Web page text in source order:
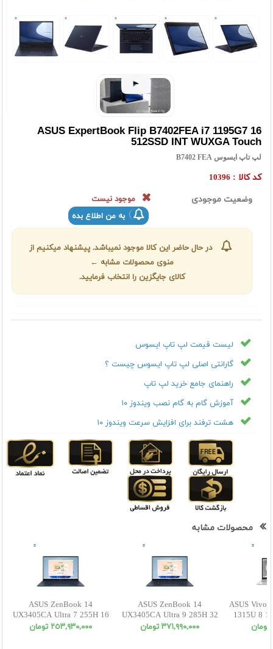
ASUS ExpertBook Flip B7402FEA i7 1195G7 16
512SSD INT WUXGA Touch
لپ تاپ ایسوس B7402 FEA
کد کالا : 10396
وضعیت موجودی
موجود نیست
به من اطلاع بده
در حال حاضر این کالا موجود نمیباشد. پیشنهاد میکنیم از
منوی محصولات مشابه ←
کالای جایگزین را انتخاب فرمایید.
لیست قیمت لپ تاپ ایسوس
گارانتی اصلی لپ تاپ ایسوس چیست ؟
راهنمای جامع خرید لپ تاپ
آموزش گام به گام نصب ویندوز ۱۰
هشت ترفند برای افزایش سرعت ویندوز ۱۰
محصولات مشابه
ASUS ZenBook 14
UX3405CA Ultra 7 255H 16
512SSD INT WUXGA OLED
٢٥٣,٩٣٠,٠٠٠ تومان
ASUS ZenBook 14
UX3405CA Ultra 9 285H 32
1SSD INT WUXGA OLED
٣٧١,٩٩٠,٠٠٠ تومان
ASUS
1315U 8